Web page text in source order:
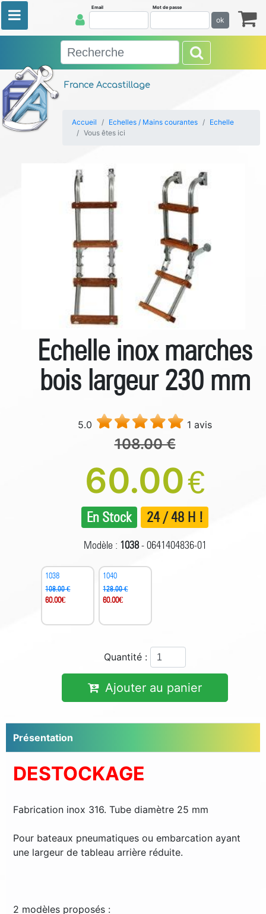
France Accastillage
Email Mot de passe
ok
Accueil Echelles / Mains courantes
Echelle
Vous êtes ici
Echelle inox marches
bois largeur 230 mm
5.0 1 avis
108.00 €
60.00€
En Stock 24 / 48 H !
Modèle : 1038- 0641404836-01
1038
108.00 €
60.00€
1040
128.00 €
60.00€
Quantité :
Ajouter au panier
Présentation
DESTOCKAGE
Fabrication inox 316. Tube diamètre 25 mm
Pour bateaux pneumatiques ou embarcation ayant
une largeur de tableau arrière réduite.
2 modèles proposés :